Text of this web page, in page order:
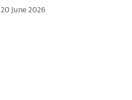
20 June 2026